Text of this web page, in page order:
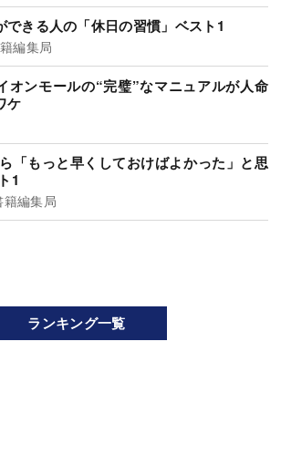
できる人の「休日の習慣」ベスト1
編集局
オンモールの“完璧”なマニュアルが人命
ケ
「もっと早くしておけばよかった」と思
1
籍編集局
ランキング一覧